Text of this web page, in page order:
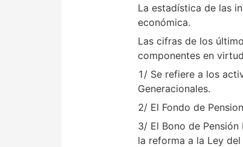
La estadística de las
económica.
Las cifras de los
componentes en
1/ Se refiere a los
Generacionales.
2/ El Fondo de
3/ El Bono de
la reforma a la Ley